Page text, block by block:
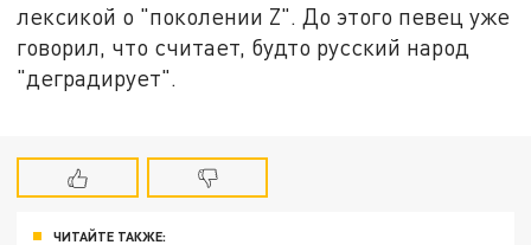
лексикой о "поколении Z". До этого певец уже
говорил, что считает, будто русский народ
"деградирует".
ЧИТАЙТЕ ТАКЖЕ: